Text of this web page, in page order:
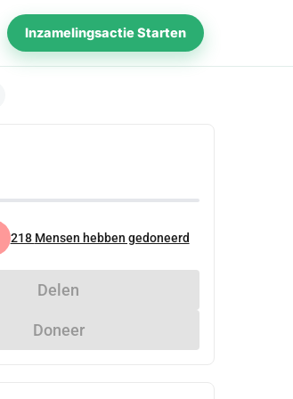
Inzamelingsactie Starten
218 Mensen hebben gedoneerd
Delen
Doneer